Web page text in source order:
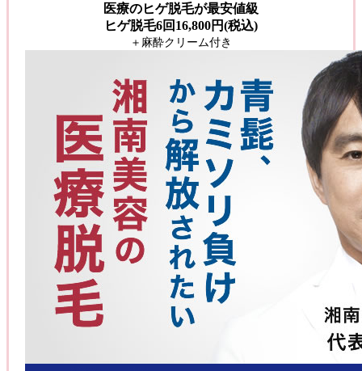
医療のヒゲ脱毛が最安値級
ヒゲ脱毛6回16,800円(税込)
＋麻酔クリーム付き